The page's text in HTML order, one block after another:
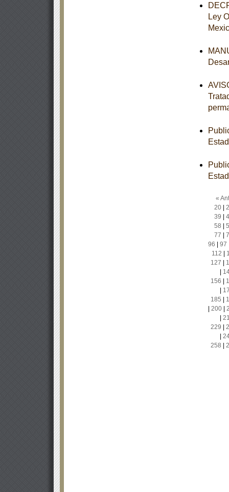
Ley
«
20|
39
58
77
96
97
112
127
156
185
200|
229
258